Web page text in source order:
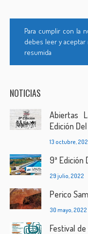
Para cumplir con la
debes leer y
resumida
NOTICIAS
Abiertas
Edición
13 octubre,
9ª Edición
29 julio, 2022
Perico
30 mayo, 2022
Festival